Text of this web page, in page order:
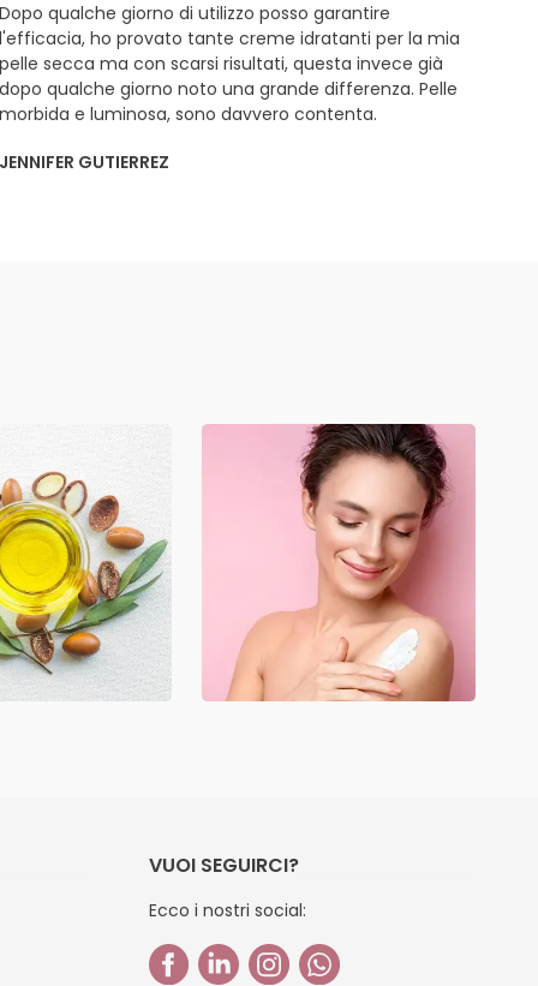
Dopo qualche giorno di utilizzo posso garantire
l'efficacia, ho provato tante creme idratanti per la mia
pelle secca ma con scarsi risultati, questa invece già
dopo qualche giorno noto una grande differenza. Pelle
morbida e luminosa, sono davvero contenta.
JENNIFER GUTIERREZ
VUOI SEGUIRCI?
Ecco i nostri social: